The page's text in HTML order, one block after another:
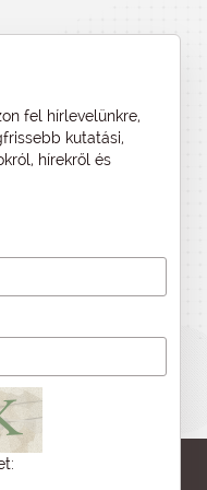
fel hírlevelünkre,
kutatási,
hírekről és